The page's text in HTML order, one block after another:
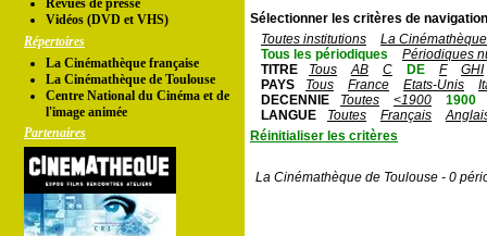
Revues de presse
Vidéos (DVD et VHS)
Répertoires
La Cinémathèque française
La Cinémathèque de Toulouse
Centre National du Cinéma et de
l'image animée
Partenaires
Sélectionner les critères de
Toutes institutions
La
Tous les périodiques
Périodiques
TITRE
Tous AB C DE F
GHI
PAYS
Tous France Etats-Unis
DECENNIE
Toutes <1900
1900
LANGUE
Toutes Français
Réinitialiser les critères
La Cinémathèque de Toulouse - 0